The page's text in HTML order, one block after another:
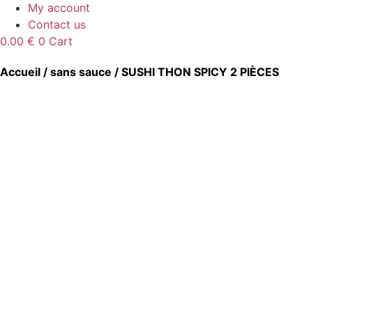
My account
Contact us
0.00 € 0 Cart
Accueil / sans sauce / SUSHI THON SPICY 2 PIÈCES